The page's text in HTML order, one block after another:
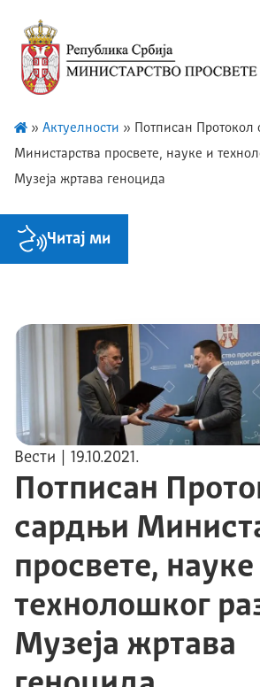
» Актуелности » Потписан Протокол
Министарства просвете, науке и
Музеја жртава геноцида
Читај ми
Вести | 19.10.2021.
Потписан
сардњи
просвете, науке
технолошког
Музеја жртава